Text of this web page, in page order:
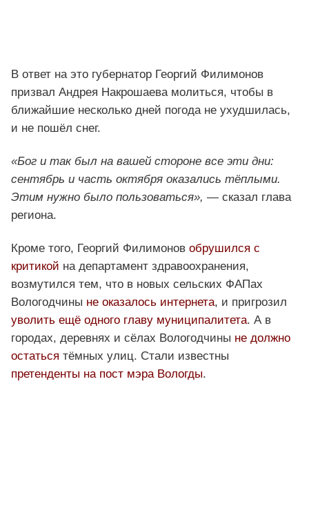
В ответ на это губернатор Георгий Филимонов
призвал Андрея Накрошаева молиться, чтобы в
ближайшие несколько дней погода не ухудшилась,
и не пошёл снег.
«Бог и так был на вашей стороне все эти дни:
сентябрь и часть октября оказались тёплыми.
Этим нужно было пользоваться», — сказал глава
региона.
Кроме того, Георгий Филимонов обрушился с
критикой на департамент здравоохранения,
возмутился тем, что в новых сельских ФАПах
Вологодчины не оказалось интернета, и пригрозил
уволить ещё одного главу муниципалитета. А в
городах, деревнях и сёлах Вологодчины не должно
остаться тёмных улиц. Стали известны
претенденты на пост мэра Вологды.